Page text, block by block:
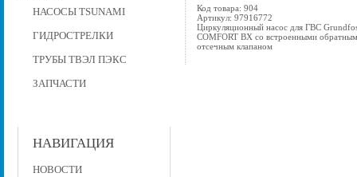
НАСОСЫ TSUNAMI
ГИДРОСТРЕЛКИ
ТРУБЫ ТВЭЛ ПЭКС
ЗАПЧАСТИ
НАВИГАЦИЯ
НОВОСТИ
Код товара: 904
Артикул: 97916772
Циркуляционный насос для ГВС
COMFORT BX со встроенными
отсечным клапаном